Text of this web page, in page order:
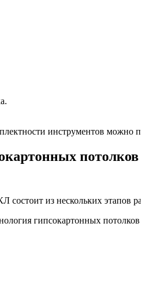
инструментов можно
потолков
состоит из нескольких этапов
гипсокартонных потолков